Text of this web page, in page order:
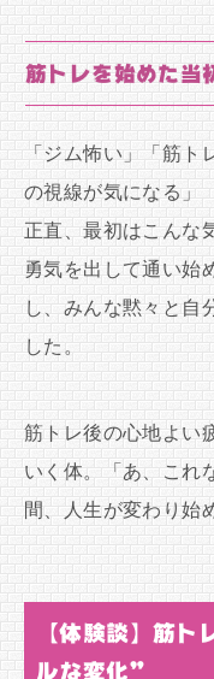
筋トレを始めた当
「ジム怖い」「筋ト
の視線が気になる」
正直、最初はこんな
勇気を出して通い始
し、みんな黙々と自
した。
筋トレ後の心地よい
いく体。「あ、これ
間、人生が変わり始
【体験談】筋
ルな変化”